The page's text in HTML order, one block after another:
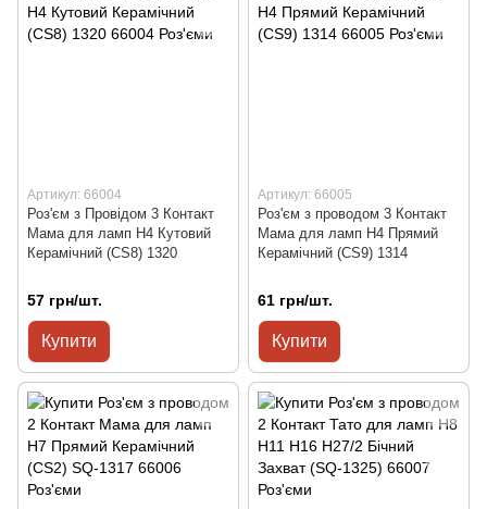
Артикул: 66004
Роз'єм з Провідом 3 Контакт
Мама для ламп H4 Кутовий
Керамічний (CS8) 1320
57 грн/шт.
Купити
Артикул: 66005
Роз'єм з проводом 3 Контакт
Мама для ламп H4 Прямий
Керамічний (CS9) 1314
61 грн/шт.
Купити